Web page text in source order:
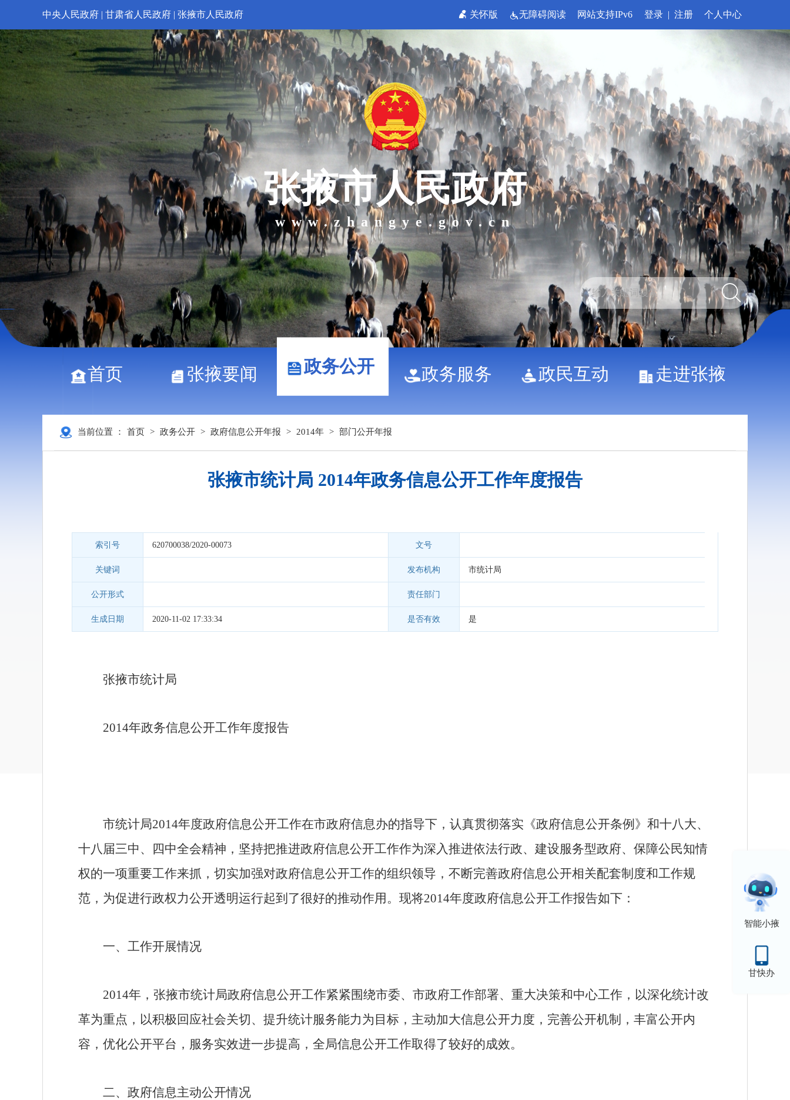
中央人民政府 | 甘肃省人民政府 | 张掖市人民政府 关怀版 无障碍阅读 网站支持IPv6 登录 | 注册 个人中心
张掖市人民政府
www.zhangye.gov.cn
首页 张掖要闻 政务公开 政务服务 政民互动 走进张掖
智能小掖
甘快办
当前位置 ： 首页 > 政务公开 > 政府信息公开年报 > 2014年 > 部门公开年报
张掖市统计局 2014年政务信息公开工作年度报告
索引号 620700038/2020-00073 文号
关键词 发布机构 市统计局
公开形式 责任部门
生成日期 2020-11-02 17:33:34 是否有效 是
张掖市统计局
2014年政务信息公开工作年度报告
市统计局2014年度政府信息公开工作在市政府信息办的指导下，认真贯彻落实《政府信息公开条例》和十八大、
十八届三中、四中全会精神，坚持把推进政府信息公开工作作为深入推进依法行政、建设服务型政府、保障公民知情
权的一项重要工作来抓，切实加强对政府信息公开工作的组织领导，不断完善政府信息公开相关配套制度和工作规
范，为促进行政权力公开透明运行起到了很好的推动作用。现将2014年度政府信息公开工作报告如下：
一、工作开展情况
2014年， 张掖市统计局政府信息公开工作紧紧围绕市委、市政府工作部署、重大决策和中心工作，以深化统计改
革为重点，以积极回应社会关切、提升统计服务能力为目标，主动加大信息公开力度，完善公开机制，丰富公开内
容，优化公开平台，服务实效进一步提高，全局信息公开工作取得了较好的成效。
二、政府信息主动公开情况